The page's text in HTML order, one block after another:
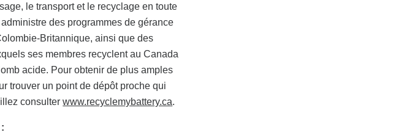
le transport et le recyclage en toute
des programmes de gérance
Britannique, ainsi que des
ses membres recyclent au Canada
acide. Pour obtenir de plus amples
trouver un point de dépôt proche qui
consulterwww.recyclemybattery.ca.